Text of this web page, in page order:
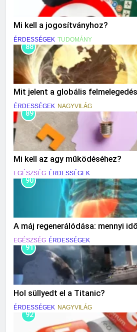
Mi kell a jogosítványhoz?
ÉRDESSÉGEK TUDOMÁNY
88
Mit jelent a globális
ÉRDESSÉGEK NAGYVILÁG
89
Mi kell az agy működéséhez?
EGÉSZSÉG ÉRDESSÉGEK
90
A máj regenerálódása: mennyi
EGÉSZSÉG ÉRDESSÉGEK
91
Hol süllyedt el a Titanic?
ÉRDESSÉGEK NAGYVILÁG
92